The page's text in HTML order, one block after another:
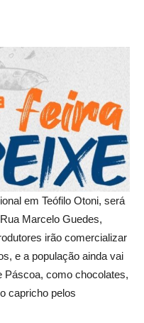
em Teófilo Otoni, será
Marcelo Guedes,
irão comercializar
e a população ainda vai
Páscoa, como chocolates,
capricho pelos